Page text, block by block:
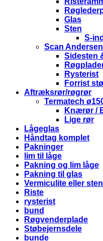
Glas
Sten
S-
Scan Andersen
Sidesten
Rysterist
Forrist
Aftræksrør/røgrør
Termatech
Knærør /
Lige rør
Lågeglas
Håndtag komplet
Pakninger
lim til låge
Pakning og lim låge
Pakning til glas
Vermiculite eller sten
Riste
rysterist
bund
Røgvenderplade
Støbejernsdele
bunde